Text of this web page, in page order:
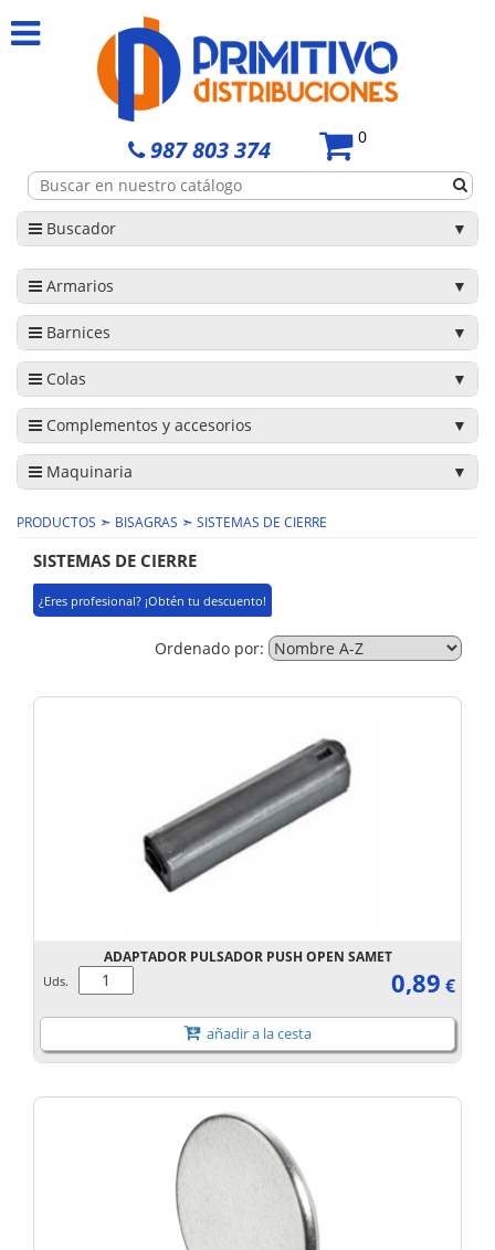
987 803 374 0
Buscador
Armarios
Barnices
Colas
Complementos y accesorios
Maquinaria
PRODUCTOS ➣ BISAGRAS ➣ SISTEMAS DE CIERRE
SISTEMAS DE CIERRE
¿Eres profesional? ¡Obtén tu descuento!
Ordenado por:
ADAPTADOR PULSADOR PUSH OPEN SAMET
Uds. 0,89 €
añadir a la cesta